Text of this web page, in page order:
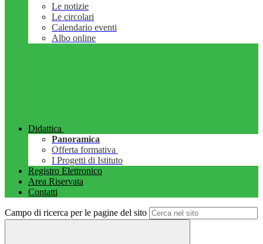
Le notizie
Le circolari
Calendario eventi
Albo online
Didattica
Panoramica
Offerta formativa
I Progetti di Istituto
Registro Elettronico
Area Riservata
Contatti
Campo di ricerca per le pagine del sito